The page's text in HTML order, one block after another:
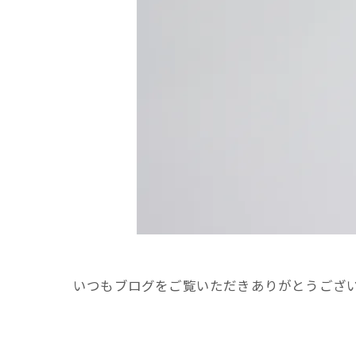
いつもブログをご覧いただきありがとうござ